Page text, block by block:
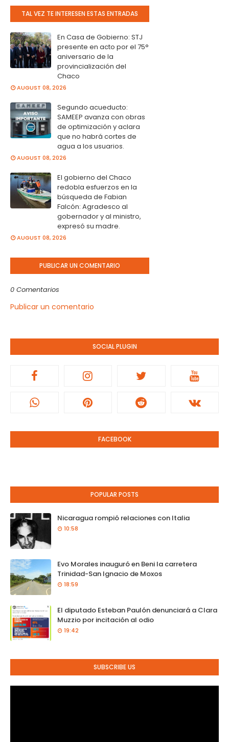
TAL VEZ TE INTERESEN ESTAS ENTRADAS
En Casa de Gobierno: STJ
presente en acto por el 75°
aniversario de la
provincialización del
Chaco
AUGUST 08, 2026
Segundo acueducto:
SAMEEP avanza con obras
de optimización y aclara
que no habrá cortes de
agua a los usuarios.
AUGUST 08, 2026
El gobierno del Chaco
redobla esfuerzos en la
búsqueda de Fabian
Falcón: Agradesco al
gobernador y al ministro,
expresó su madre.
AUGUST 08, 2026
PUBLICAR UN COMENTARIO
0 Comentarios
Publicar un comentario
SOCIAL PLUGIN
FACEBOOK
POPULAR POSTS
Nicaragua rompió relaciones con Italia
10:58
Evo Morales inauguró en Beni la carretera
Trinidad-San Ignacio de Moxos
18:59
El diputado Esteban Paulón denunciará a Clara
Muzzio por incitación al odio
19:42
SUBSCRIBE US